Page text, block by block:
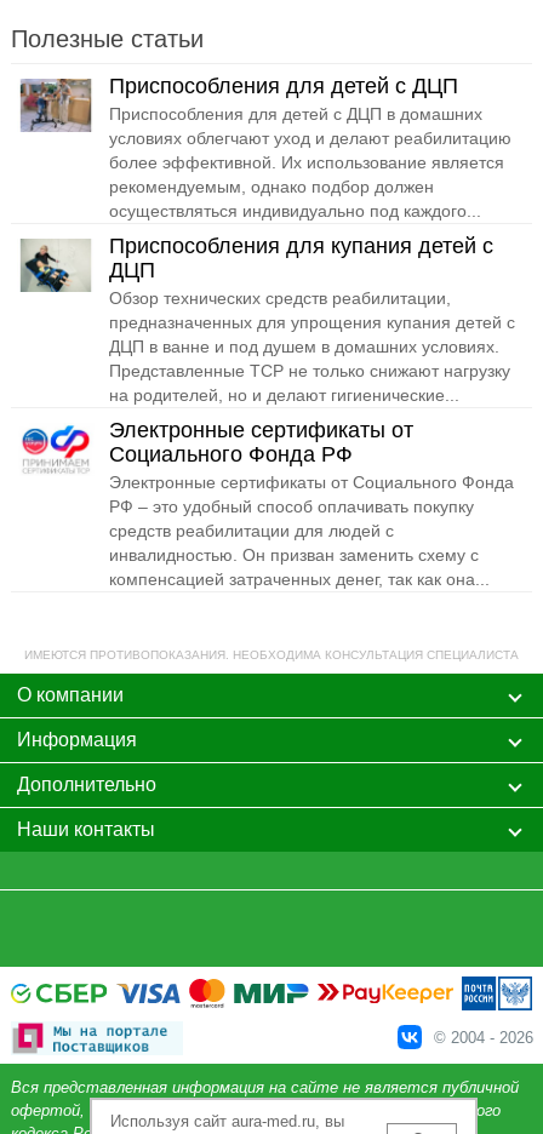
Полезные статьи
Приспособления для детей с ДЦП
Приспособления для детей с ДЦП в домашних
условиях облегчают уход и делают реабилитацию
более эффективной. Их использование является
рекомендуемым, однако подбор должен
осуществляться индивидуально под каждого...
Приспособления для купания детей с
ДЦП
Обзор технических средств реабилитации,
предназначенных для упрощения купания детей с
ДЦП в ванне и под душем в домашних условиях.
Представленные ТСР не только снижают нагрузку
на родителей, но и делают гигиенические...
Электронные сертификаты от
Социального Фонда РФ
Электронные сертификаты от Социального Фонда
РФ – это удобный способ оплачивать покупку
средств реабилитации для людей с
инвалидностью. Он призван заменить схему с
компенсацией затраченных денег, так как она...
ИМЕЮТСЯ ПРОТИВОПОКАЗАНИЯ. НЕОБХОДИМА КОНСУЛЬТАЦИЯ СПЕЦИАЛИСТА
О компании
Информация
Дополнительно
Наши контакты
© 2004 - 2026
Вся представленная информация на сайте не является публичной
офертой, определяемой положениями Статьи 437 Гражданского
Используя сайт aura-med.ru, вы